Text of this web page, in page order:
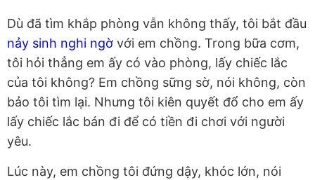
Dù đã tìm khắp phòng vẫn không thấy, tôi bắt đầu
nảy sinh nghi ngờ với em chồng. Trong bữa cơm,
tôi hỏi thẳng em ấy có vào phòng, lấy chiếc lắc
của tôi không? Em chồng sững sờ, nói không, còn
bảo tôi tìm lại. Nhưng tôi kiên quyết đổ cho em ấy
lấy chiếc lắc bán đi để có tiền đi chơi với người
yêu.
Lúc này, em chồng tôi đứng dậy, khóc lớn, nói